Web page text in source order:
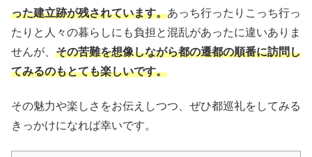
った建立跡が残されています。あっち行ったりこっち行っ
たりと人々の暮らしにも負担と混乱があったに違いありま
せんが、 その苦難を想像しながら都の遷都の順番に訪問し
てみるのもとても楽しいです。
その魅力や楽しさをお伝えしつつ、ぜひ都巡礼をしてみる
きっかけになれば幸いです。